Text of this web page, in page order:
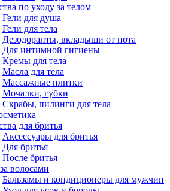
по уходу за телом
Гели для душа
Гели для тела
Дезодоранты, вкладыши от пота
Для интимной гигиены
Кремы для тела
Масла для тела
Массажные плитки
Мочалки, губки
Скрабы, пилинги для тела
для бритья
Аксессуары для бритья
Для бритья
После бритья
волосами
Бальзамы и кондиционеры для мужчин